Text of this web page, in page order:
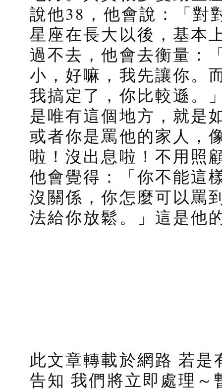
說他38，他會說：「對
星座在長大以後，基本
過不去，他會去衡量：
小，好嘛，我先讓你。
我搞定了，你比較遜。
是唯有這個地方，就是
或者你是罵他的家人，
啦！沒出息啦！不用照
他會覺得：「你不能這
沒關係，你怎麼可以罵
法給你放鬆。」這是他
此文章轉載於網路 若
告知 我們將立即處理～